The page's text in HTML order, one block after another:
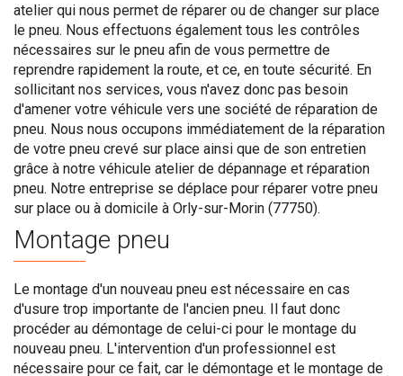
atelier qui nous permet de réparer ou de changer sur place
le pneu. Nous effectuons également tous les contrôles
nécessaires sur le pneu afin de vous permettre de
reprendre rapidement la route, et ce, en toute sécurité. En
sollicitant nos services, vous n'avez donc pas besoin
d'amener votre véhicule vers une société de réparation de
pneu. Nous nous occupons immédiatement de la réparation
de votre pneu crevé sur place ainsi que de son entretien
grâce à notre véhicule atelier de dépannage et réparation
pneu. Notre entreprise se déplace pour réparer votre pneu
sur place ou à domicile à Orly-sur-Morin (77750).
Montage pneu
Le montage d'un nouveau pneu est nécessaire en cas
d'usure trop importante de l'ancien pneu. Il faut donc
procéder au démontage de celui-ci pour le montage du
nouveau pneu. L'intervention d'un professionnel est
nécessaire pour ce fait, car le démontage et le montage de